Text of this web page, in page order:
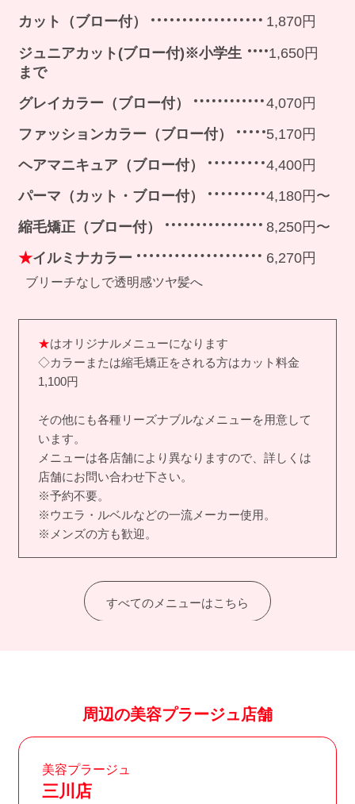
カット（ブロー付）
1,870円
ジュニアカット(ブロー付)※小学生
まで
1,650円
グレイカラー（ブロー付）
4,070円
ファッションカラー（ブロー付）
5,170円
ヘアマニキュア（ブロー付）
4,400円
パーマ（カット・ブロー付）
4,180円〜
縮毛矯正（ブロー付）
8,250円〜
★イルミナカラー 6,270円
ブリーチなしで透明感ツヤ髪へ
★はオリジナルメニューになります
◇カラーまたは縮毛矯正をされる方はカット料金
1,100円
その他にも各種リーズナブルなメニューを用意して
います。
メニューは各店舗により異なりますので、詳しくは
店舗にお問い合わせ下さい。
※予約不要。
※ウエラ・ルベルなどの一流メーカー使用。
※メンズの方も歓迎。
すべてのメニューはこちら
周辺の美容プラージュ店舗
美容プラージュ
三川店